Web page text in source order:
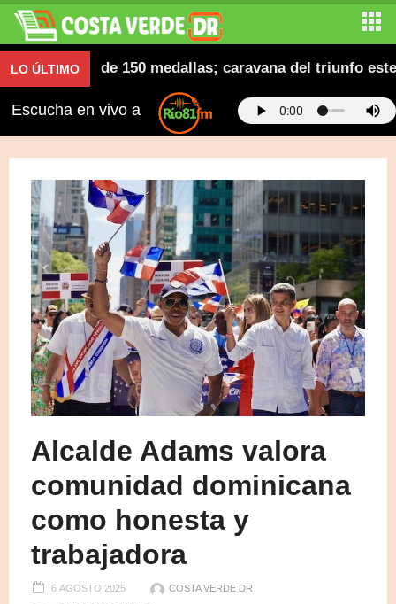
LO ÚLTIMOde 150 medallas; caravana del triunfo este
Escucha en vivo a
Alcalde Adams valora
comunidad dominicana
como honesta y
trabajadora
6 AGOSTO 2025 COSTA VERDE DR